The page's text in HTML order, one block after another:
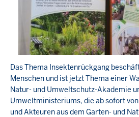
Das Thema Insektenrückgang
Menschen und ist jetzt Thema einer
Natur- und Umweltschutz-Akademie
Umweltministeriums, die ab sofort
und Akteuren aus dem Garten- und